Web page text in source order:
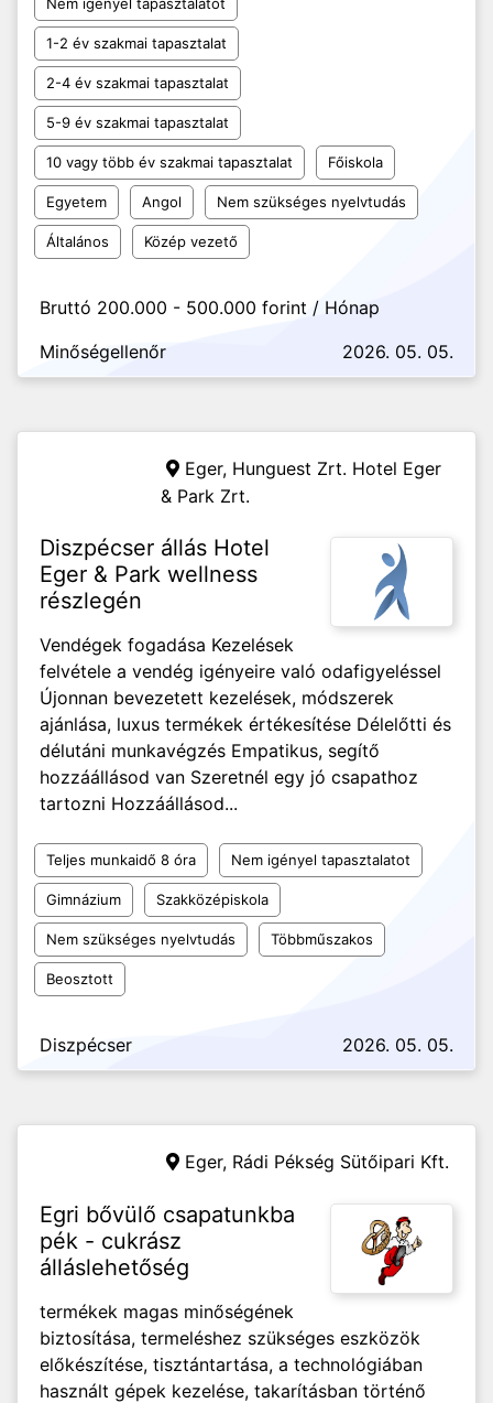
1-2 év szakmai tapasztalat
2-4 év szakmai tapasztalat
5-9 év szakmai tapasztalat
10 vagy több év szakmai tapasztalat Főiskola
Egyetem Angol Nem szükséges nyelvtudás
Általános Közép vezető
Bruttó 200.000 - 500.000 forint / Hónap
Minőségellenőr
2026. 05. 05.
Eger, Hunguest Zrt. Hotel Eger
& Park Zrt.
Diszpécser állás Hotel
Eger & Park wellness
részlegén
Vendégek fogadása Kezelések
felvétele a vendég igényeire való odafigyeléssel
Újonnan bevezetett kezelések, módszerek
ajánlása, luxus termékek értékesítése Délelőtti és
délutáni munkavégzés Empatikus, segítő
hozzáállásod van Szeretnél egy jó csapathoz
tartozni Hozzáállásod...
Teljes munkaidő 8 óra Nem igényel tapasztalatot
Gimnázium Szakközépiskola
Nem szükséges nyelvtudás Többműszakos
Beosztott
Diszpécser 2026. 05. 05.
Eger, Rádi Pékség Sütőipari Kft.
Egri bővülő csapatunkba
pék - cukrász
álláslehetőség
termékek magas minőségének
biztosítása, termeléshez szükséges eszközök
előkészítése, tisztántartása, a technológiában
használt gépek kezelése, takarításban történő